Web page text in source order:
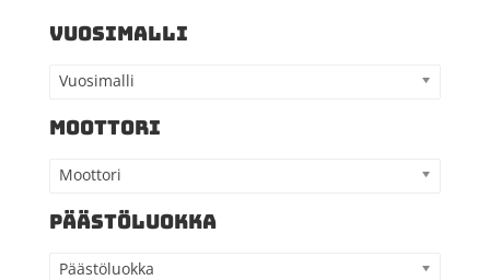
VUOSIMALLI
Vuosimalli
MOOTTORI
Moottori
PÄÄSTÖLUOKKA
Päästöluokka